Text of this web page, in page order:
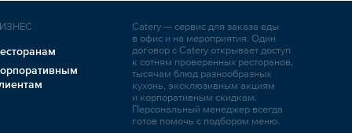
Catery — сервис для заказа еды
в офис и на мероприятия. Один
договор с Catery открывает доступ
к сотням проверенных ресторанов,
тысячам блюд разнообразных
кухонь, эксклюзивным акциям
и корпоративным скидкам.
Персональный менеджер всегда
готов помочь с подбором меню.